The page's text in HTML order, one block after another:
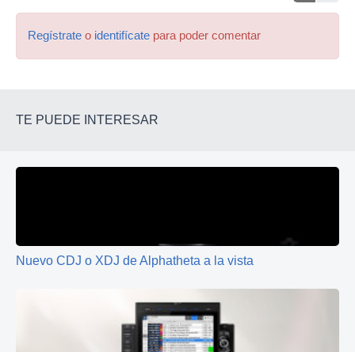
Regístrate o identifícate para poder comentar
TE PUEDE INTERESAR
Nuevo CDJ o XDJ de Alphatheta a la vista